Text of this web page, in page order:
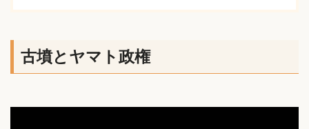
古墳とヤマト政権